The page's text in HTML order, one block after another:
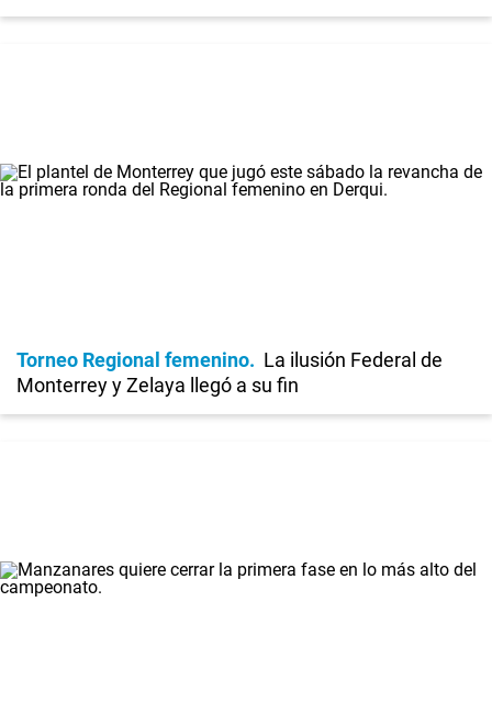
Torneo Regional femenino
La ilusión Federal de
Monterrey y Zelaya llegó a su fin